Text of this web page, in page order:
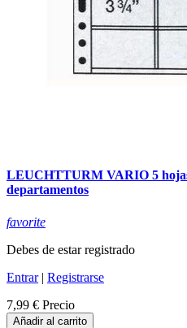
LEUCHTTURM VARIO 5
departamentos
favorite
Debes de estar registrado
Entrar| Registrarse
7,99 € Precio
Añadir al carrito